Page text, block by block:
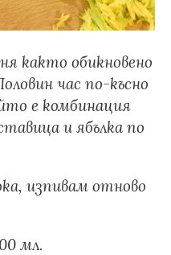
както обикновено
час по-късно
е комбинация
и ябълка по
изпивам отново
мл.